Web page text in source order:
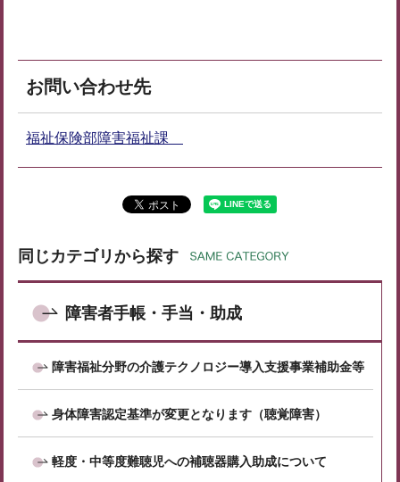
お問い合わせ先
福祉保険部障害福祉課
同じカテゴリから探す
障害者手帳・手当・助成
障害福祉分野の介護テクノロジー導入支援事業補助金等
身体障害認定基準が変更となります（聴覚障害）
軽度・中等度難聴児への補聴器購入助成について